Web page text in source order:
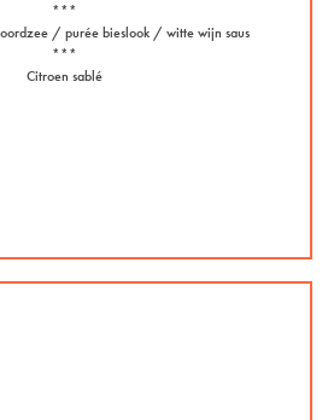
***
/ purée bieslook / witte wijn saus
***
Citroen sablé